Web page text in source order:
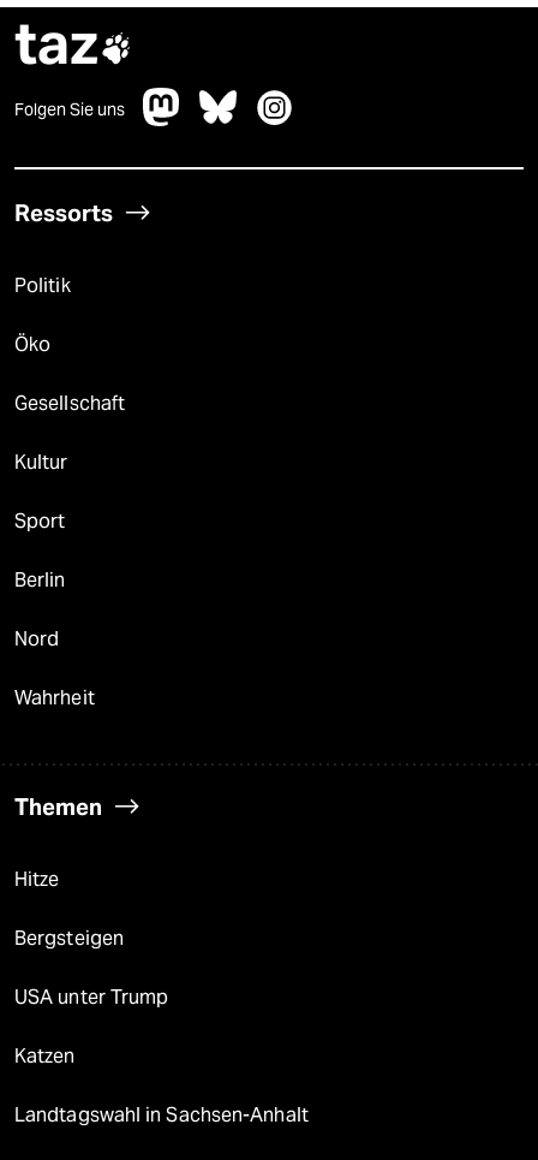
taz
Folgen Sie uns
Ressorts
Politik
Öko
Gesellschaft
Kultur
Sport
Berlin
Nord
Wahrheit
Themen
Hitze
Bergsteigen
USA unter Trump
Katzen
Landtagswahl in Sachsen-Anhalt